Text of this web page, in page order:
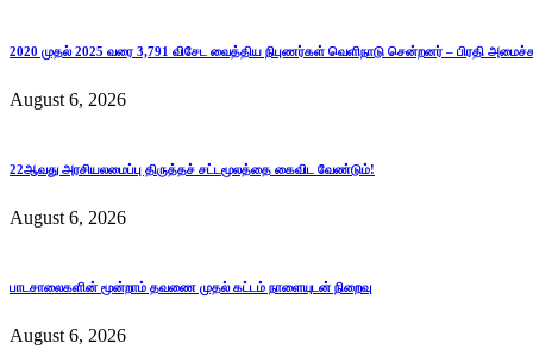
2020 முதல் 2025 வரை 3,791 விசேட வைத்திய நிபுணர்கள் வெளிநாடு சென்றனர் – பிரதி
August 6, 2026
22ஆவது அரசியலமைப்பு திருத்தச் சட்டமூலத்தை கைவிட வேண்டும்!
August 6, 2026
பாடசாலைகளின் மூன்றாம் தவணை முதல் கட்டம் நாளையுடன் நிறைவு
August 6, 2026